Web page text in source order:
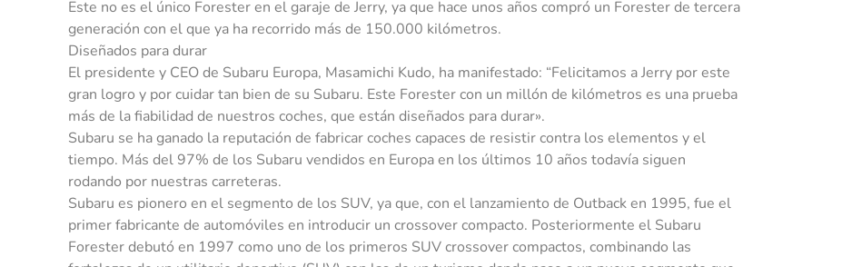
Este no es el único Forester en el garaje de Jerry, ya que hace unos años compró un Forester de tercera
generación con el que ya ha recorrido más de 150.000 kilómetros.
Diseñados para durar
El presidente y CEO de Subaru Europa, Masamichi Kudo, ha manifestado: “Felicitamos a Jerry por este
gran logro y por cuidar tan bien de su Subaru. Este Forester con un millón de kilómetros es una prueba
más de la fiabilidad de nuestros coches, que están diseñados para durar».
Subaru se ha ganado la reputación de fabricar coches capaces de resistir contra los elementos y el
tiempo. Más del 97% de los Subaru vendidos en Europa en los últimos 10 años todavía siguen
rodando por nuestras carreteras.
Subaru es pionero en el segmento de los SUV, ya que, con el lanzamiento de Outback en 1995, fue el
primer fabricante de automóviles en introducir un crossover compacto. Posteriormente el Subaru
Forester debutó en 1997 como uno de los primeros SUV crossover compactos, combinando las